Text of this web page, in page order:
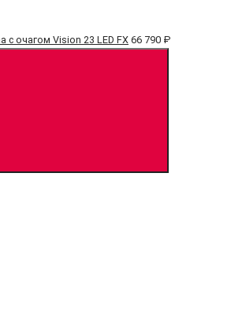
с очагом Vision 23 LED FX 66 790 ₽